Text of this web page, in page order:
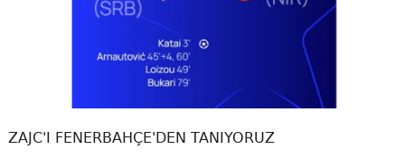
ZAJC'I FENERBAHÇE'DEN TANIYORUZ